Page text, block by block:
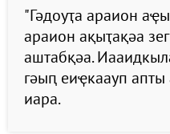
"Гәдоуҭа араион
араион ақыҭақәа
аштабқәа.
гәыԥ еиҿкаауп
иара.